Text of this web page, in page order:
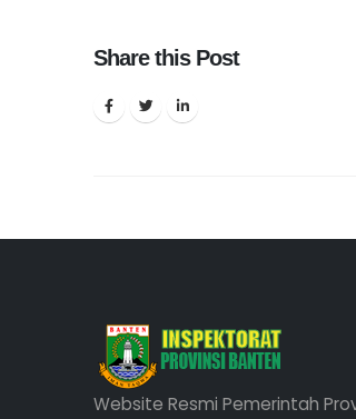
Share this Post
Website Resmi Pemerintah